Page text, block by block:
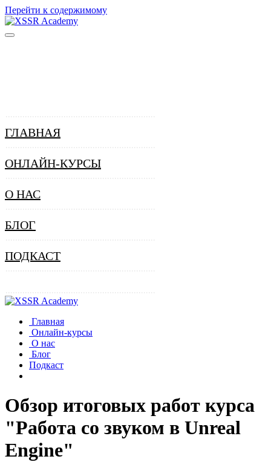
Перейти к содержимому
ГЛАВНАЯ
ОНЛАЙН-КУРСЫ
О НАС
БЛОГ
ПОДКАСТ
Главная
Онлайн-курсы
О нас
Блог
Подкаст
Обзор итоговых работ курса
"Работа со звуком в Unreal
Engine"